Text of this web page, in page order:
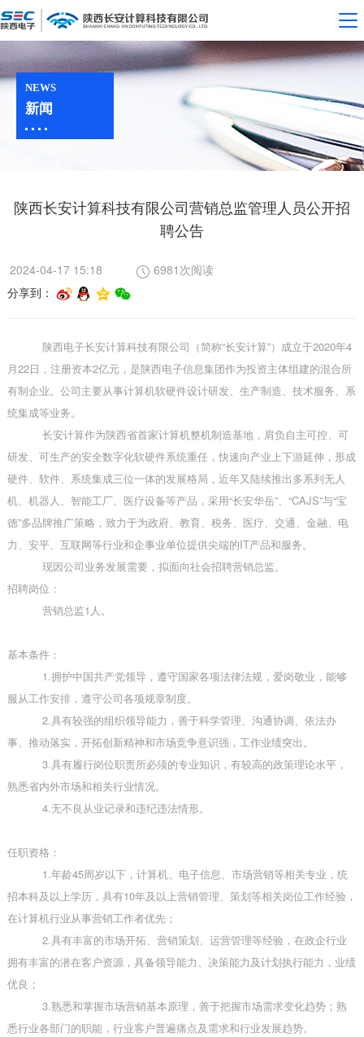
NEWS
新闻
陕西长安计算科技有限公司营销总监管理人员公开招
聘公告
2024-04-17 15:18
6981次阅读
分享到：
陕西电子长安计算科技有限公司（简称“长安计算”）成立于2020年4
月22日，注册资本2亿元，是陕西电子信息集团作为投资主体组建的混合所
有制企业。公司主要从事计算机软硬件设计研发、生产制造、技术服务、系
统集成等业务。
长安计算作为陕西省首家计算机整机制造基地，肩负自主可控、可
研发、可生产的安全数字化软硬件系统重任，快速向产业上下游延伸，形成
硬件、软件、系统集成三位一体的发展格局，近年又陆续推出多系列无人
机、机器人、智能工厂、医疗设备等产品，采用“长安华岳”、“CAJS”与“宝
德”多品牌推广策略，致力于为政府、教育、税务、医疗、交通、金融、电
力、安平、互联网等行业和企事业单位提供尖端的IT产品和服务。
现因公司业务发展需要，拟面向社会招聘营销总监。
招聘岗位：
营销总监1人。
基本条件：
1.拥护中国共产党领导，遵守国家各项法律法规，爱岗敬业，能够
服从工作安排，遵守公司各项规章制度。
2.具有较强的组织领导能力，善于科学管理、沟通协调、依法办
事、推动落实，开拓创新精神和市场竞争意识强，工作业绩突出。
3.具有履行岗位职责所必须的专业知识，有较高的政策理论水平，
熟悉省内外市场和相关行业情况。
4.无不良从业记录和违纪违法情形。
任职资格：
1.年龄45周岁以下，计算机、电子信息、市场营销等相关专业，统
招本科及以上学历，具有10年及以上营销管理、策划等相关岗位工作经验，
在计算机行业从事营销工作者优先；
2.具有丰富的市场开拓、营销策划、运营管理等经验，在政企行业
拥有丰富的潜在客户资源，具备领导能力、决策能力及计划执行能力，业绩
优良；
3.熟悉和掌握市场营销基本原理，善于把握市场需求变化趋势；熟
悉行业各部门的职能，行业客户普遍痛点及需求和行业发展趋势。